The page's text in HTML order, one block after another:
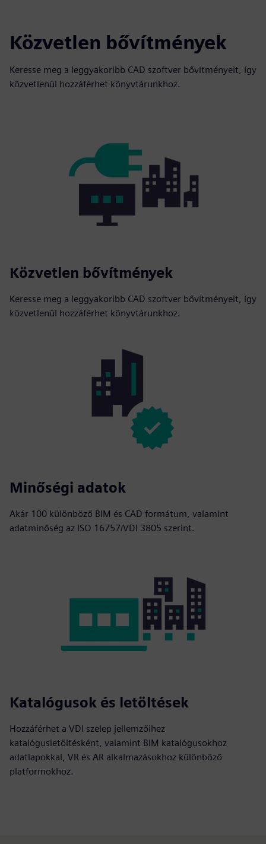
Közvetlen bővítmények
Keresse meg a leggyakoribb CAD szoftver bővítményeit, így
közvetlenül hozzáférhet könyvtárunkhoz.
Közvetlen bővítmények
Keresse meg a leggyakoribb CAD szoftver bővítményeit, így
közvetlenül hozzáférhet könyvtárunkhoz.
Minőségi adatok
Akár 100 különböző BIM és CAD formátum, valamint
adatminőség az ISO 16757/VDI 3805 szerint.
Katalógusok és letöltések
Hozzáférhet a VDI szelep jellemzőihez
katalógusletöltésként, valamint BIM katalógusokhoz
adatlapokkal, VR és AR alkalmazásokhoz különböző
platformokhoz.